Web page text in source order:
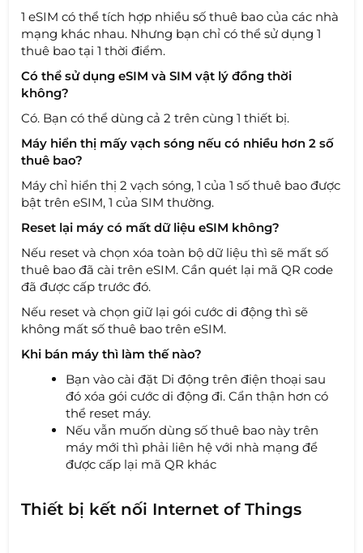
1 eSIM có thể tích hợp nhiều số thuê bao của các nhà
mạng khác nhau. Nhưng bạn chỉ có thể sử dụng 1
thuê bao tại 1 thời điểm.
Có thể sử dụng eSIM và SIM vật lý đồng thời
không?
Có. Bạn có thể dùng cả 2 trên cùng 1 thiết bị.
Máy hiển thị mấy vạch sóng nếu có nhiều hơn 2 số
thuê bao?
Máy chỉ hiển thị 2 vạch sóng, 1 của 1 số thuê bao được
bật trên eSIM, 1 của SIM thường.
Reset lại máy có mất dữ liệu eSIM không?
Nếu reset và chọn xóa toàn bộ dữ liệu thì sẽ mất số
thuê bao đã cài trên eSIM. Cần quét lại mã QR code
đã được cấp trước đó.
Nếu reset và chọn giữ lại gói cước di động thì sẽ
không mất số thuê bao trên eSIM.
Khi bán máy thì làm thế nào?
Bạn vào cài đặt Di động trên điện thoại sau
đó xóa gói cước di động đi. Cẩn thận hơn có
thể reset máy.
Nếu vẫn muốn dùng số thuê bao này trên
máy mới thì phải liên hệ với nhà mạng để
được cấp lại mã QR khác
Thiết bị kết nối Internet of Things